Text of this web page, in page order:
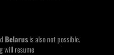
Belarusis also not possible.
will resume